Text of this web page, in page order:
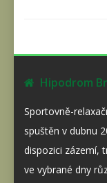
Hipodrom
Sportovně-
spuštěn v dubnu
dispozici zázemí,
ve vybrané dny